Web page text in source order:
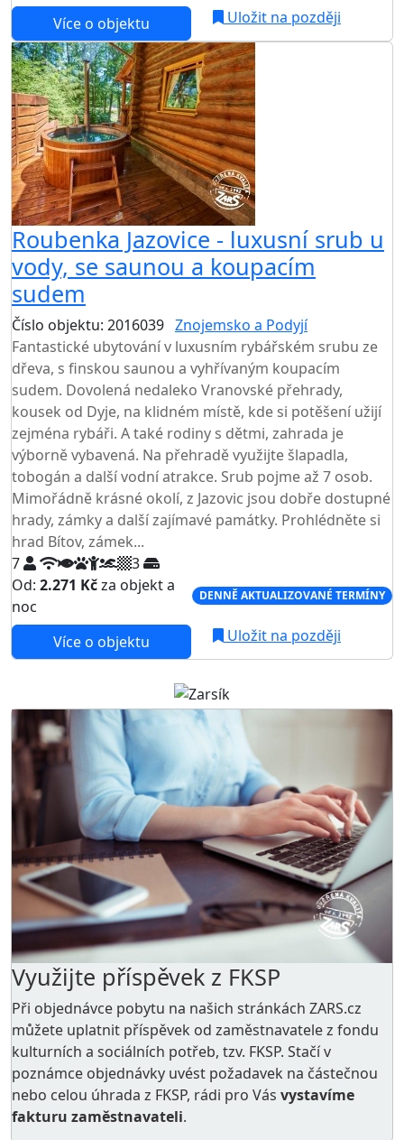
Více o objektu
Uložit na později
Roubenka Jazovice - luxusní srub u
vody, se saunou a koupacím
sudem
Číslo objektu: 2016039 Znojemsko a Podyjí
Fantastické ubytování v luxusním rybářském srubu ze
dřeva, s finskou saunou a vyhřívaným koupacím
sudem. Dovolená nedaleko Vranovské přehrady,
kousek od Dyje, na klidném místě, kde si potěšení užijí
zejména rybáři. A také rodiny s dětmi, zahrada je
výborně vybavená. Na přehradě využijte šlapadla,
tobogán a další vodní atrakce. Srub pojme až 7 osob.
Mimořádně krásné okolí, z Jazovic jsou dobře dostupné
hrady, zámky a další zajímavé památky. Prohlédněte si
hrad Bítov, zámek...
7
3
Od: 2.271 Kčza objekt a
noc
DENNĚ AKTUALIZOVANÉ TERMÍNY
Více o objektu Uložit na později
Využijte příspěvek z FKSP
Při objednávce pobytu na našich stránkách ZARS.cz
můžete uplatnit příspěvek od zaměstnavatele z fondu
kulturních a sociálních potřeb, tzv. FKSP. Stačí v
poznámce objednávky uvést požadavek na částečnou
nebo celou úhrada z FKSP, rádi pro Vás vystavíme
fakturu zaměstnavateli.